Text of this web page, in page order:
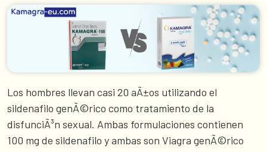
Los hombres llevan casi 20 aÃ±os utilizando el
sildenafilo genÃ©rico como tratamiento de la
disfunciÃ³n sexual. Ambas formulaciones contienen
100 mg de sildenafilo y ambas son Viagra genÃ©rico